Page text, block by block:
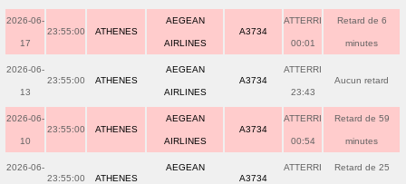
2026-06-
17
23:55:00 ATHENES
AEGEAN
AIRLINES
A3734
ATTERRI
00:01
Retard de 6
minutes
2026-06-
13
23:55:00 ATHENES
AEGEAN
AIRLINES
A3734
ATTERRI
23:43
Aucun retard
2026-06-
10
23:55:00 ATHENES
AEGEAN
AIRLINES
A3734
ATTERRI
00:54
Retard de 59
minutes
2026-06-
23:55:00 ATHENES
AEGEAN
A3734
ATTERRI Retard de 25